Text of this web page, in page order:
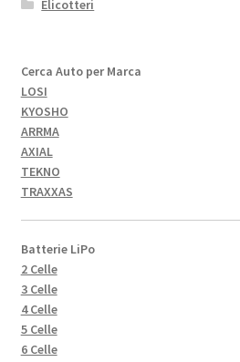
Elicotteri
Cerca Auto per Marca
LOSI
KYOSHO
ARRMA
AXIAL
TEKNO
TRAXXAS
Batterie LiPo
2 Celle
3 Celle
4 Celle
5 Celle
6 Celle